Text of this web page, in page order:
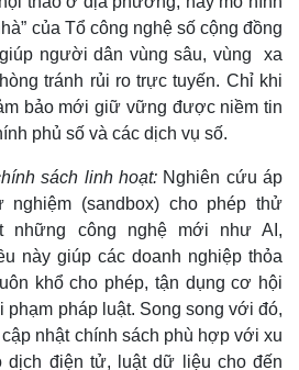
của Tổ công nghệ số cộng đồng
người dân vùng sâu, vùng xa
tránh rủi ro trực tuyến. Chỉ khi
bảo mới giữ vững được niềm tin
phủ số và các dịch vụ số.
sách linh hoạt:Nghiên cứu áp
(sandbox) cho phép thử
những công nghệ mới như AI,
này giúp các doanh nghiệp thỏa
khổ cho phép, tận dụng cơ hội
phạm pháp luật. Song song với đó,
nhật chính sách phù hợp với xu
dịch điện tử, luật dữ liệu cho đến